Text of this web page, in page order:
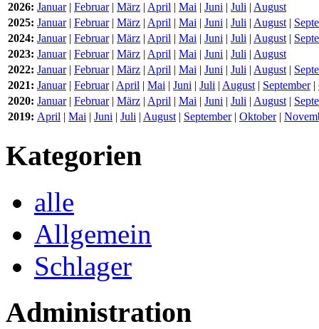
2026: Januar| Februar| März | April | Mai | Juni | Juli | August
2025: Januar| Februar| März | April | Mai | Juni | Juli | August|
2024: Januar| Februar| März | April | Mai | Juni | Juli | August|
2023: Januar| Februar| März | April | Mai | Juni | Juli | August
2022: Januar| Februar| März | April | Mai | Juni | Juli | August|
2021: Januar| Februar| April | Mai | Juni | Juli | August| September|
2020: Januar| Februar| März | April | Mai | Juni | Juli | August|
2019: April | Mai | Juni | Juli | August| September| Oktober|
Kategorien
alle
Allgemein
Schlager
Administration